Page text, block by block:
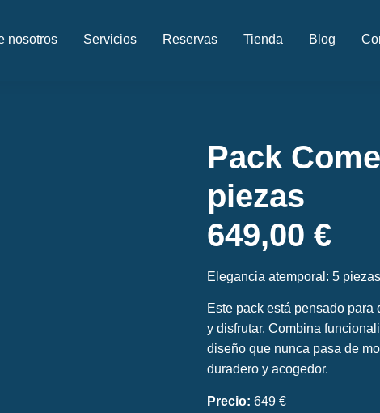
nosotros Servicios Reservas Tienda Blog
Pack
piezas
649,00 €
Elegancia atemporal: 5
Este pack está pensado
y disfrutar. Combina
diseño que nunca pasa de
duradero y acogedor.
Precio: 649 €